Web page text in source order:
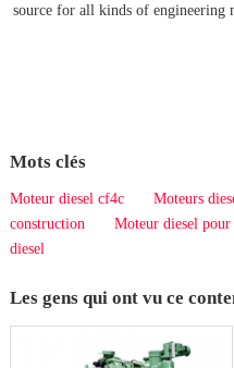
source for all kinds of engineering
Mots clés
Moteur diesel cf4c
Moteurs
construction
Moteur diesel
diesel
Les gens qui ont vu ce